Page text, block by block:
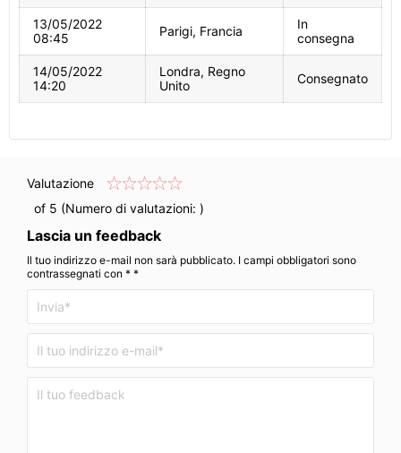
13/05/2022
08:45
Parigi, Francia
In
consegna
14/05/2022
14:20
Londra, Regno
Unito
Consegnato
Valutazione
of 5 (Numero di valutazioni: )
Lascia un feedback
Il tuo indirizzo e-mail non sarà pubblicato. I campi obbligatori sono
contrassegnati con * *